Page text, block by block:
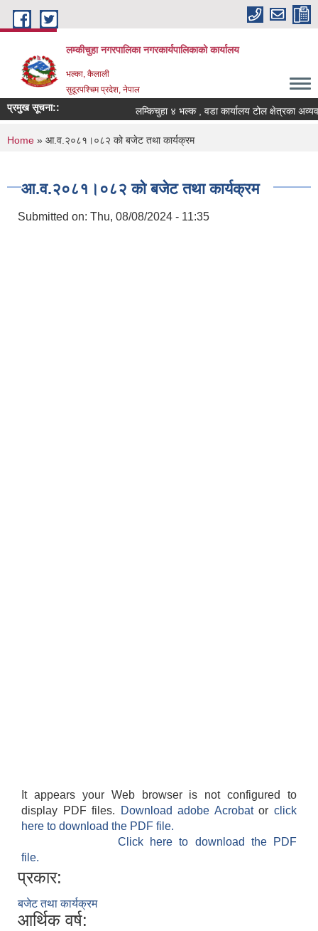
Skip to main content
लम्कीचुहा नगरपालिका नगरकार्यपालिकाको कार्यालय
भल्का, कैलाली
सुदूरपश्चिम प्रदेश, नेपाल
प्रमुख सूचना::
You are here
Home » आ.व.२०८१।०८२ को बजेट तथा कार्यक्रम
आ.व.२०८१।०८२ को बजेट तथा कार्यक्रम
Submitted on: Thu, 08/08/2024 - 11:35
It appears your Web browser is not configured to
display PDF files.
Download adobe Acrobatorclick
here to download the PDF file.
Click here to download the PDF
file.
प्रकार:
बजेट तथा कार्यक्रम
आर्थिक वर्ष: